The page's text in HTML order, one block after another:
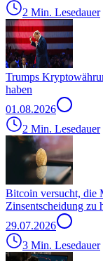
2 Min. Lesedauer
Trumps
haben
01.08.2026
2 Min. Lesedauer
Bitcoin versucht, die
Zinsentscheidung zu
29.07.2026
3 Min. Lesedauer